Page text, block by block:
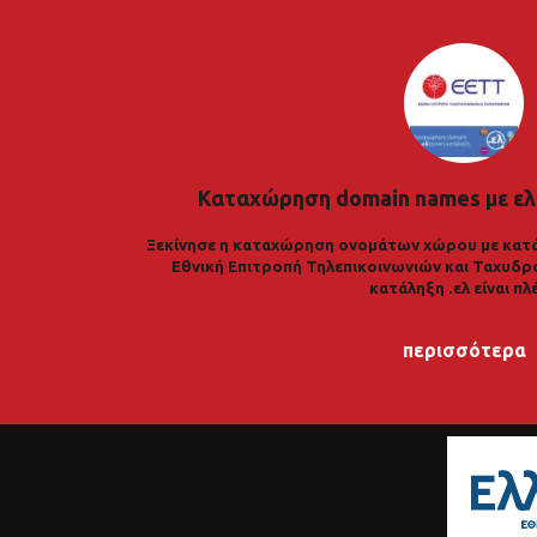
Καταχώρηση domain names με
Ξεκίνησε η καταχώρηση ονομάτων χώρου με
Εθνική Επιτροπή Τηλεπικοινωνιών και
κατάληξη .ελ είναι
περισσότερα